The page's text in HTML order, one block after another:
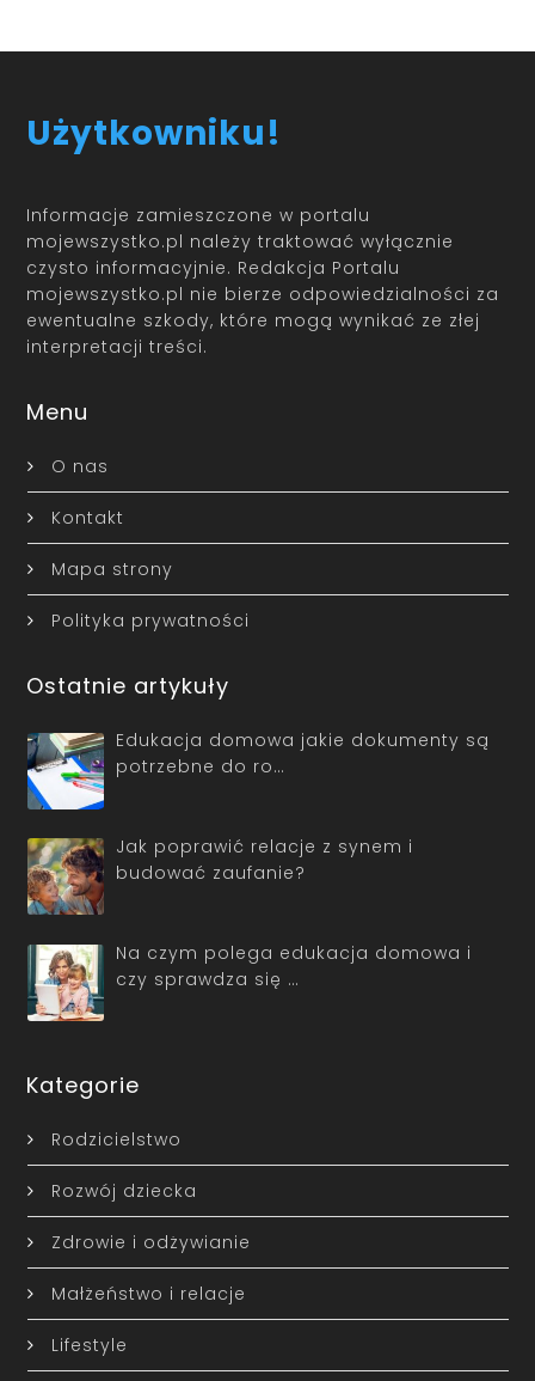
Użytkowniku!
Informacje zamieszczone w portalu
mojewszystko.pl należy traktować wyłącznie
czysto informacyjnie. Redakcja Portalu
mojewszystko.pl nie bierze odpowiedzialności za
ewentualne szkody, które mogą wynikać ze złej
interpretacji treści.
Menu
O nas
Kontakt
Mapa strony
Polityka prywatności
Ostatnie artykuły
Edukacja domowa jakie dokumenty są
potrzebne do ro…
Jak poprawić relacje z synem i
budować zaufanie?
Na czym polega edukacja domowa i
czy sprawdza się …
Kategorie
Rodzicielstwo
Rozwój dziecka
Zdrowie i odżywianie
Małżeństwo i relacje
Lifestyle